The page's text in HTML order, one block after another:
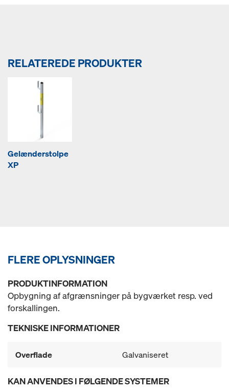
RELATEREDE PRODUKTER
Gelænderstolpe
XP
FLERE OPLYSNINGER
PRODUKTINFORMATION
Opbygning af afgrænsninger på bygværket resp. ved
forskallingen.
TEKNISKE INFORMATIONER
Overflade Galvaniseret
KAN ANVENDES I FØLGENDE SYSTEMER